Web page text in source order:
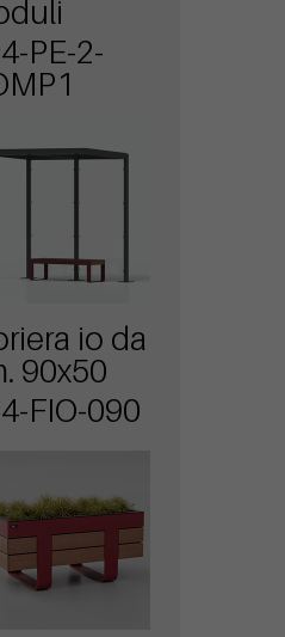
PE-2-
io da
90x50
FIO-090